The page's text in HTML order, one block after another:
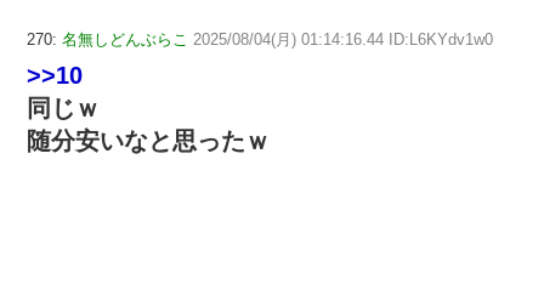
270: 名無しどんぶらこ 2025/08/04(月) 01:14:16.44 ID:L6KYdv1w0
>>10
同じｗ
随分安いなと思ったｗ